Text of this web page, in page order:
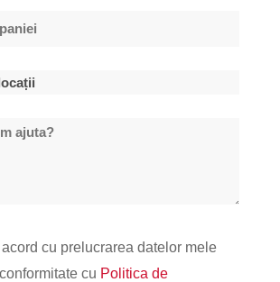
cu prelucrarea datelor mele
cu Politica de